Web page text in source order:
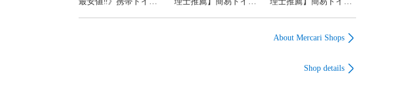
PATATTO350 ＋（グリ
About Mercari Shops
Shop details